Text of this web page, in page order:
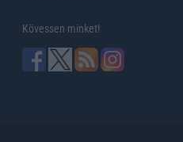
Kövessen minket!